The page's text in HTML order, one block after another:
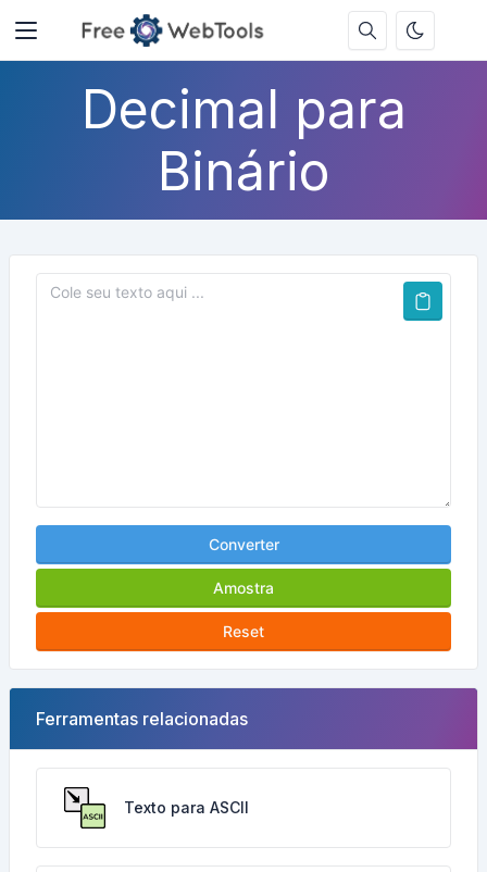
Decimal para
Binário
Converter
Amostra
Reset
Ferramentas relacionadas
Texto para ASCII